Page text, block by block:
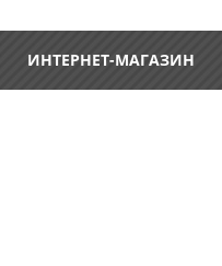
ИНТЕРНЕТ-МАГАЗИН